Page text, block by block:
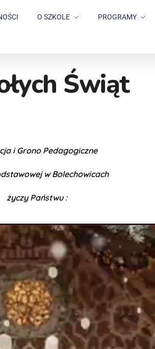
O SZKOLE PROGRAMY
Świąt
i Grono Pedagogiczne
w Bolechowicach
życzy Państwu :